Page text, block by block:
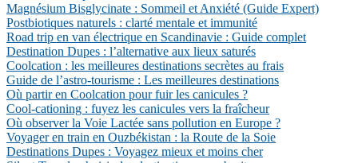
Magnésium Bisglycinate : Sommeil et Anxiété (Guide Expert)
Postbiotiques naturels : clarté mentale et immunité
Road trip en van électrique en Scandinavie : Guide complet
Destination Dupes : l’alternative aux lieux saturés
Coolcation : les meilleures destinations secrètes au frais
Guide de l’astro-tourisme : Les meilleures destinations
Où partir en Coolcation pour fuir les canicules ?
Cool-cationing : fuyez les canicules vers la fraîcheur
Où observer la Voie Lactée sans pollution en Europe ?
Voyager en train en Ouzbékistan : la Route de la Soie
Destinations Dupes : Voyagez mieux et moins cher